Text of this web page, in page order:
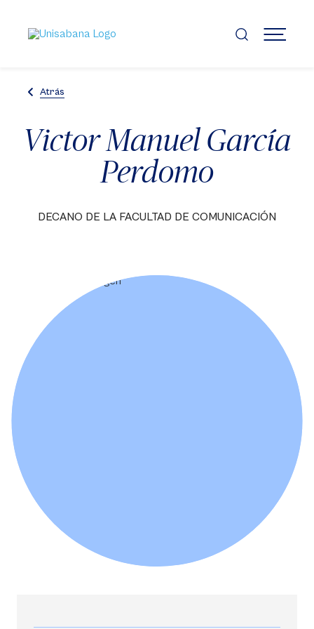
contenido
principal
MENÚ
Atrás
Victor Manuel García
Perdomo
DECANO DE LA FACULTAD DE COMUNICACIÓN